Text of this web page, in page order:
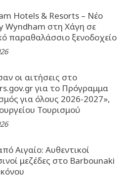
Hotels & Resorts – Νέο
Wyndham στη Χάγη σε
παραθαλάσσιο ξενοδοχείο
οι αιτήσεις στο
για το Πρόγραμμα
για όλους 2026-2027»,
Τουρισμού
Αιγαίο: Αυθεντικοί
μεζέδες στο Barbounaki